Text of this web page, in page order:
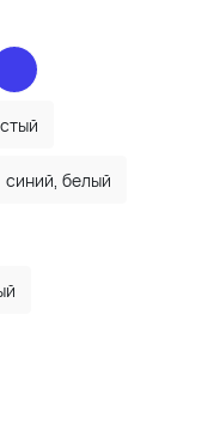
синий, белый